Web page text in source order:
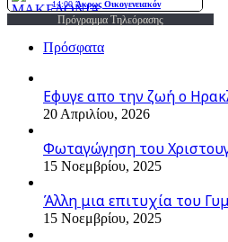
Πρόγραμμα Τηλεόρασης
Πρόσφατα
Εφυγε απο την ζωή o
20 Απριλίου, 2026
Φωταγώγηση του
15 Νοεμβρίου, 2025
Άλλη μια επιτυχία του
15 Νοεμβρίου, 2025